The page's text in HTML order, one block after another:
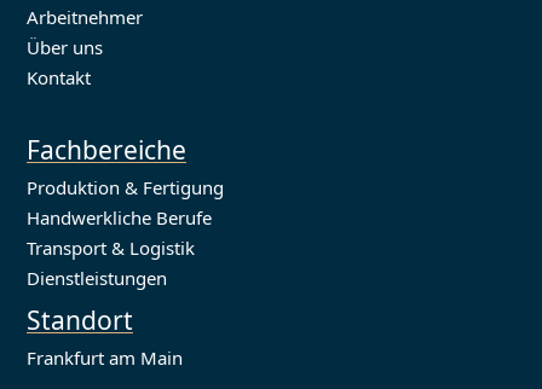
Arbeitnehmer
Über uns
Kontakt
Fachbereiche
Produktion & Fertigung
Handwerkliche Berufe
Transport & Logistik
Dienstleistungen
Standort
Frankfurt am Main